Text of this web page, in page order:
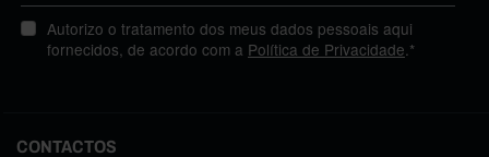
Autorizo o tratamento dos meus dados pessoais aqui
fornecidos, de acordo com a Política de Privacidade .*
CONTACTOS